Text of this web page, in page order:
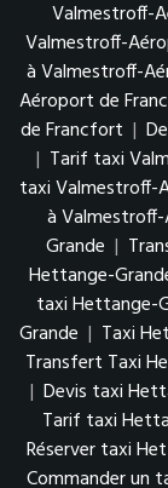
Valmestroff-
Valmestroff-
à Valmestroff-
Aéroport de
de Francfort |
| Tarif taxi
taxi Valmestroff-
à
Grande |
Hettange-
taxi Hettange-
Grande | Taxi
Transfert Taxi
| Devis taxi
Tarif taxi
Réserver taxi
Commander un